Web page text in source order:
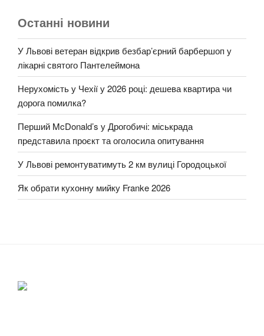
Останні новини
У Львові ветеран відкрив безбар’єрний барбершоп у
лікарні святого Пантелеймона
Нерухомість у Чехії у 2026 році: дешева квартира чи
дорога помилка?
Перший McDonald’s у Дрогобичі: міськрада
представила проєкт та оголосила опитування
У Львові ремонтуватимуть 2 км вулиці Городоцької
Як обрати кухонну мийку Franke 2026